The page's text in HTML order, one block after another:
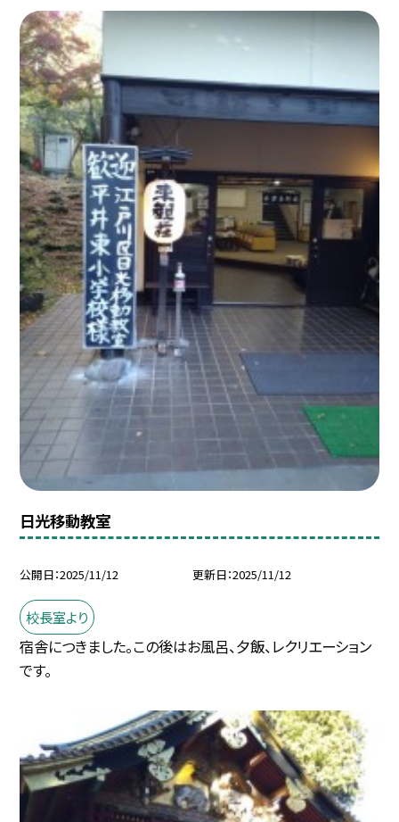
日光移動教室
公開日 2025/11/12 更新日 2025/11/12
校長室より
宿舎につきました。この後はお風呂、夕飯、レクリエーション
です。